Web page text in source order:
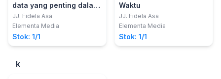
data yang penting dalam
dunia kerja
JJ. Fidela Asa
Elementa Media
Stok: 1/1
Waktu
JJ. Fidela Asa
Elementa Media
Stok: 1/1
k